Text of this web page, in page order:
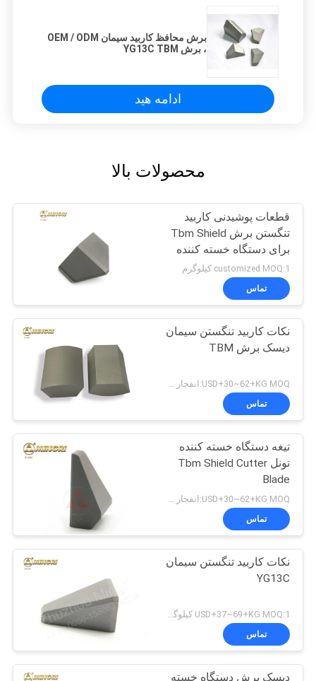
برش محافظ کاربید سیمان OEM / ODM
، برش YG13C TBM
ادامه هید
محصولات بالا
قطعات پوشیدنی کاربید
تنگستن برش Tbm Shield
برای دستگاه خسته کننده
تونل
customized MOQ:1 کیلوگرم
تماس
نکات کاربید تنگستن سیمان
دیسک برش TBM
USD+30~62+KG MOQ:انفجار شن
تماس
تیغه دستگاه خسته کننده
تونل Tbm Shield Cutter
Blade
تماس
نکات کاربید تنگستن سیمان
YG13C
USD+37~69+KG MOQ:1 کیلوگرم
تماس
دیسک برش دستگاه خسته